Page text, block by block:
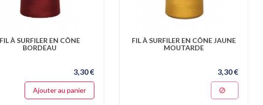
SINGER
LE 12 MAI, 2026
FIL À SURFILER EN CÔNE
BORDEAU
3,30 €
Ajouter au panier
FIL À SURFILER EN CÔNE JAUNE
MOUTARDE
3,30 €